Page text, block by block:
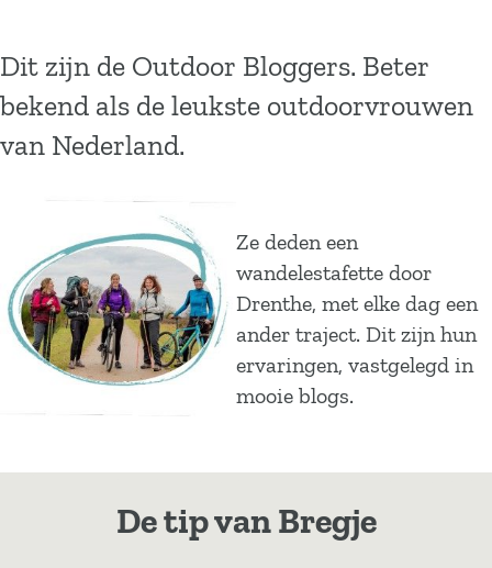
Dit zijn de Outdoor Bloggers. Beter
bekend als de leukste outdoorvrouwen
van Nederland.
Ze deden een
wandelestafette door
Drenthe, met elke dag een
ander traject. Dit zijn hun
ervaringen, vastgelegd in
mooie blogs.
De tip van Bregje